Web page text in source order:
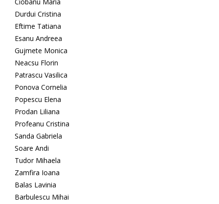
Durdui Cristina
Eftime Tatiana
Esanu Andreea
Gujmete Monica
Neacsu Florin
Patrascu Vasilica
Ponova Cornelia
Popescu Elena
Prodan Liliana
Profeanu Cristina
Sanda Gabriela
Soare Andi
Tudor Mihaela
Zamfira Ioana
Balas Lavinia
Barbulescu Mihai